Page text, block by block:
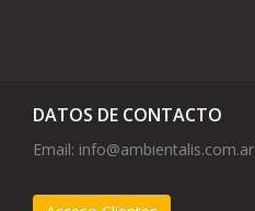
DATOS DE CONTACTO
Email: info@ambientalis.com.ar